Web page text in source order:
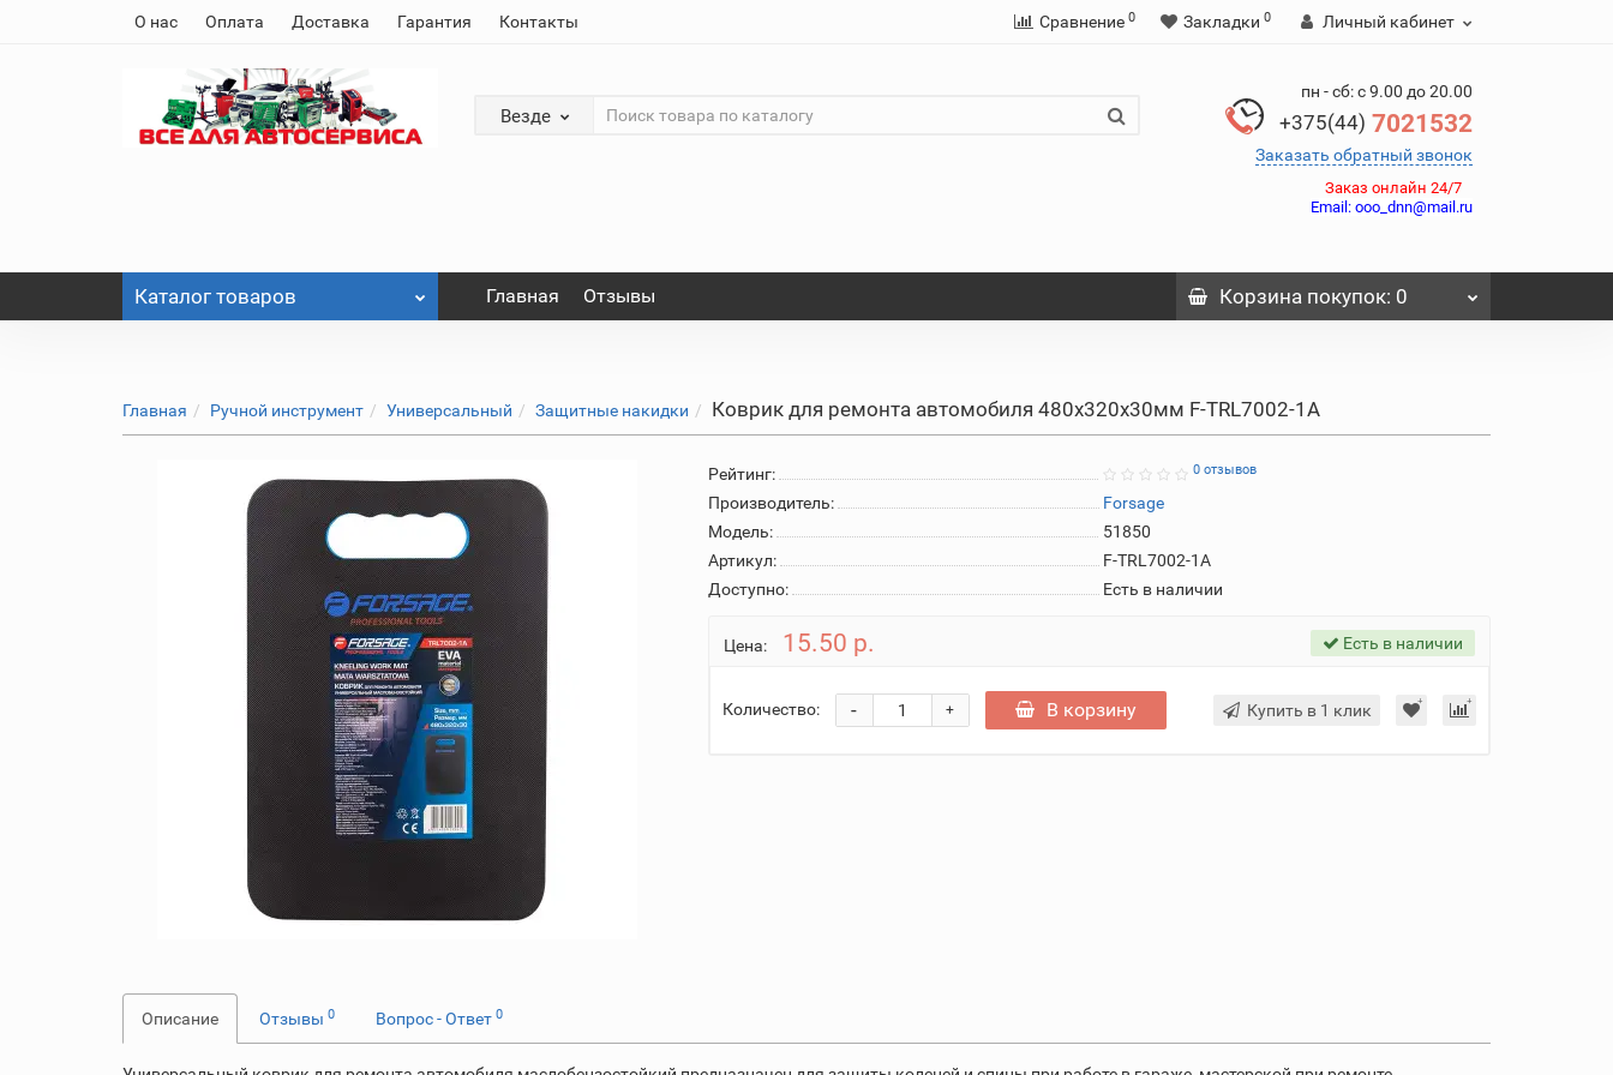
О нас Оплата Доставка Гарантия Контакты Сравнение 0 Закладки 0 Личный кабинет
Везде
пн - сб: с 9.00 до 20.00
+375(44) 7021532
Заказать обратный звонок
Заказ онлайн 24/7
Email: ooo_dnn@mail.ru
Каталог товаров Главная Отзывы Корзинапокупок: 0
Главная Ручной инструмент Универсальный Защитные накидки Коврик для ремонта автомобиля 480х320х30мм F-TRL7002-1A
Рейтинг: 0 отзывов
Производитель:
Forsage
Модель:
51850
Артикул:
F-TRL7002-1A
Доступно:
Есть в наличии
Цена: 15.50 р. Есть в наличии
Количество: +
- В корзину Купить в 1 клик
Описание Отзывы 0 Вопрос - Ответ 0